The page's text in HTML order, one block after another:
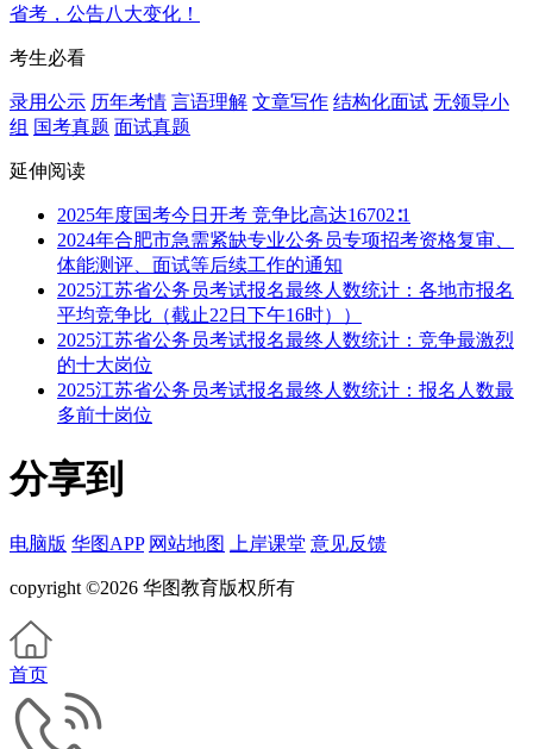
省考，公告八大变化！
考生必看
录用公示 历年考情 言语理解 文章写作 结构化面试 无领导小
组 国考真题 面试真题
延伸阅读
2025年度国考今日开考 竞争比高达16702∶1
2024年合肥市急需紧缺专业公务员专项招考资格复审、
体能测评、面试等后续工作的通知
2025江苏省公务员考试报名最终人数统计：各地市报名
平均竞争比（截止22日下午16时））
2025江苏省公务员考试报名最终人数统计：竞争最激烈
的十大岗位
2025江苏省公务员考试报名最终人数统计：报名人数最
多前十岗位
分享到
电脑版 华图APP 网站地图 上岸课堂 意见反馈
copyright ©2026 华图教育版权所有
首页